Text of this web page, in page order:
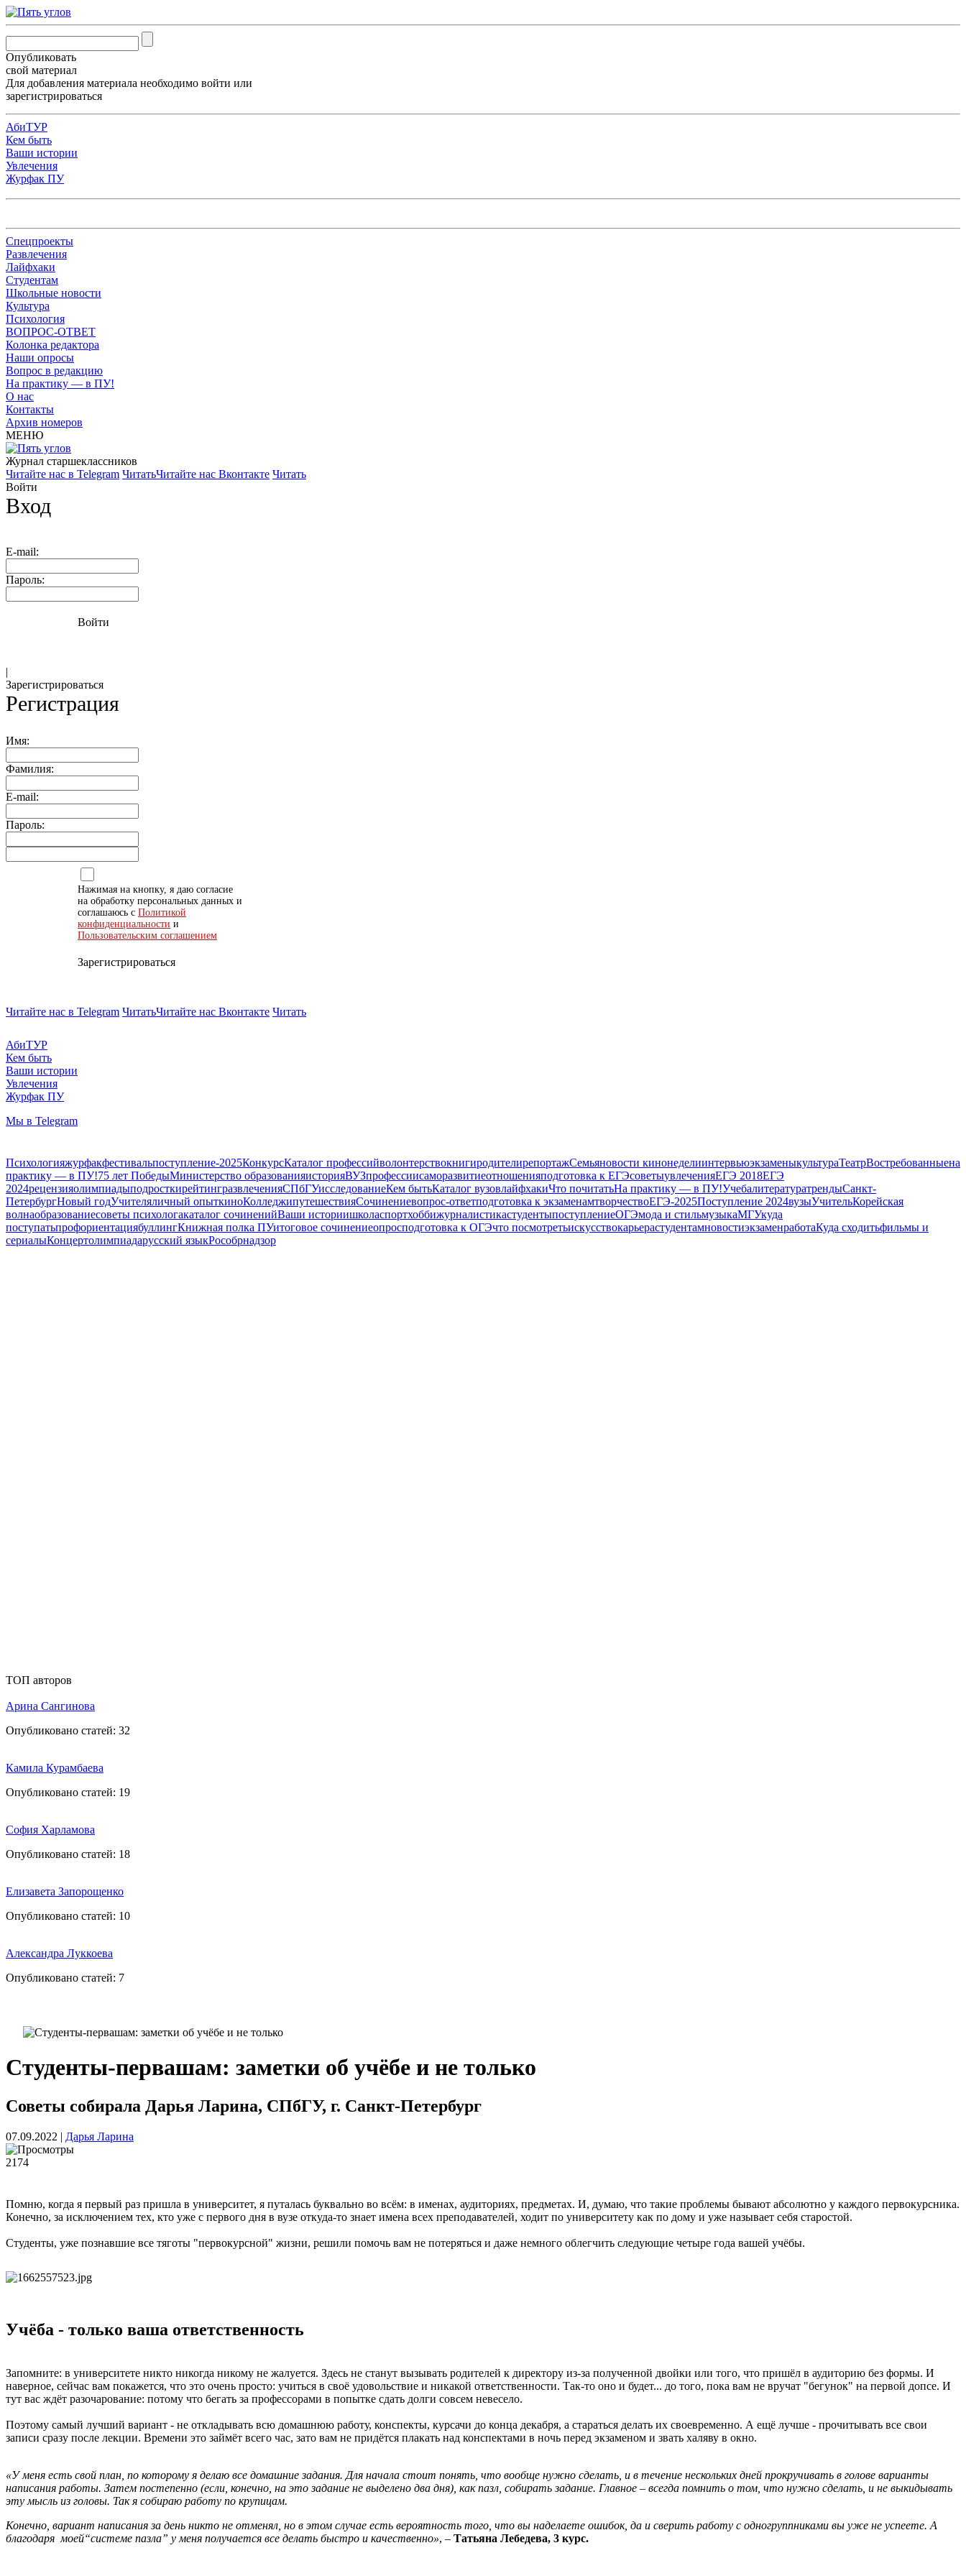
Опубликовать
свой материал
Для добавления материала необходимо войти или
зарегистрироваться
АбиТУР
Кем быть
Ваши истории
Увлечения
Журфак ПУ
Спецпроекты
Развлечения
Лайфхаки
Студентам
Школьные новости
Культура
Психология
ВОПРОС-ОТВЕТ
Колонка редактора
Наши опросы
Вопрос в редакцию
На практику — в ПУ!
О нас
Контакты
Архив номеров
МЕНЮ
Журнал старшекласcников
Читайте нас в Telegram ЧитатьЧитайте нас Вконтакте Читать
Войти
Вход
E-mail:
Пароль:
Войти
|
Зарегистрироваться
Регистрация
Имя:
Фамилия:
E-mail:
Пароль:
Нажимая на кнопку, я даю согласие
на обработку персональных данных и
соглашаюсь с Политикой
конфиденциальности и
Пользовательским соглашением
Зарегистрироваться
Читайте нас в Telegram ЧитатьЧитайте нас Вконтакте Читать
АбиТУР
Кем быть
Ваши истории
Увлечения
Журфак ПУ
Мы в Telegram
Психологияжурфакфестивальпоступление-2025КонкурсКаталог профессийволонтерствокнигиродителирепортажСемьяновости кинонеделиинтервьюэкзаменыкультураТеатрВостребованныена
практику — в ПУ!75 лет ПобедыМинистерство образованияисторияВУЗпрофессиисаморазвитиеотношенияподготовка к ЕГЭсоветыувлеченияЕГЭ 2018ЕГЭ
2024рецензияолимпиадыподросткирейтингразвлеченияСПбГУисследованиеКем бытьКаталог вузовлайфхакиЧто почитатьНа практику — в ПУ!УчебалитературатрендыСанкт-
ПетербургНовый годУчителяличный опыткиноКолледжипутешествияСочинениевопрос-ответподготовка к экзаменамтворчествоЕГЭ-2025Поступление 2024вузыУчительКорейская
волнаобразованиесоветы психологакаталог сочиненийВаши историишколаспортхоббижурналистикастудентыпоступлениеОГЭмода и стильмузыкаМГУкуда
поступатьпрофориентациябуллингКнижная полка ПУитоговое сочинениеопросподготовка к ОГЭчто посмотретьискусствокарьерастудентамновостиэкзаменработаКуда сходитьфильмы и
сериалыКонцертолимпиадарусский языкРособрнадзор
ТОП авторов
Арина Сангинова
Опубликовано статей: 32
Камила Курамбаева
Опубликовано статей: 19
София Харламова
Опубликовано статей: 18
Елизавета Запорощенко
Опубликовано статей: 10
Александра Луккоева
Опубликовано статей: 7
Студенты-первашам: заметки об учёбе и не только
Советы собирала Дарья Ларина, СПбГУ, г. Санкт-Петербург
07.09.2022 | Дарья Ларина
2174
Помню, когда я первый раз пришла в университет, я путалась буквально во всём: в именах, аудиториях, предметах. И, думаю, что такие проблемы бывают абсолютно у каждого первокурсника.
Конечно, за исключением тех, кто уже с первого дня в вузе откуда-то знает имена всех преподавателей, ходит по университету как по дому и уже называет себя старостой.
Студенты, уже познавшие все тяготы "первокурсной" жизни, решили помочь вам не потеряться и даже немного облегчить следующие четыре года вашей учёбы.
Учёба - только ваша ответственность
Запомните: в университете никто никогда никому не жалуется. Здесь не станут вызывать родителей к директору из-за полученной двойки или того, что пришёл в аудиторию без формы. И
наверное, сейчас вам покажется, что это очень просто: учиться в своё удовольствие и никакой ответственности. Так-то оно и будет... до того, пока вам не вручат "бегунок" на первой допсе. И
тут вас ждёт разочарование: потому что бегать за профессорами в попытке сдать долги совсем невесело.
Поэтому самый лучший вариант - не откладывать всю домашнюю работу, конспекты, курсачи до конца декабря, а стараться делать их своевременно. А ещё лучше - прочитывать все свои
записи сразу после лекции. Времени это займёт всего час, зато вам не придётся плакать над конспектами в ночь перед экзаменом и звать халяву в окно.
«У меня есть свой план, по которому я делаю все домашние задания. Для начала стоит понять, что вообще нужно сделать, и в течение нескольких дней прокручивать в голове варианты
написания работы. Затем постепенно (если, конечно, на это задание не выделено два дня), как пазл, собирать задание. Главное – всегда помнить о том, что нужно сделать, и не выкидывать
эту мысль из головы. Так я собираю работу по крупицам.
Конечно, вариант написания за день никто не отменял, но в этом случае есть вероятность того, что вы наделаете ошибок, да и сверить работу с одногруппниками вы уже не успеете. А
благодаря моей“системе пазла” у меня получается все делать быстро и качественно», – Татьяна Лебедева, 3 курс.